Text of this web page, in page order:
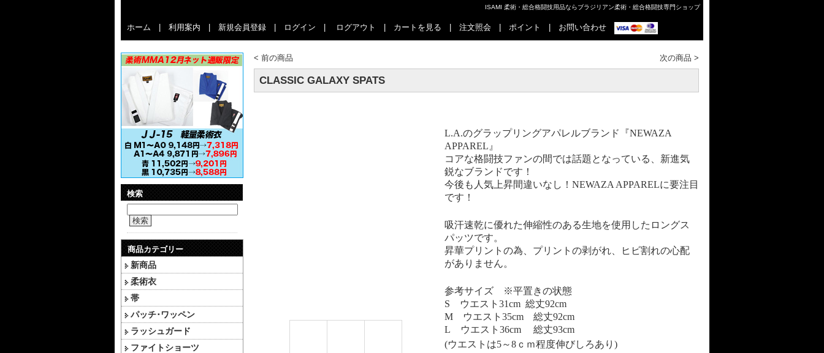
ISAMI 柔術・総合格闘技用品ならブラジリアン柔術・総合格闘技専門ショップ
ホーム 利用案内 新規会員登録 ログイン ログアウト カートを見る 注文照会 ポイント お問い合わせ
検索
検索
商品カテゴリー
新商品
柔術衣
帯
パッチ･ワッペン
ラッシュガード
ファイトショーツ
< 前の商品 次の商品 >
CLASSIC GALAXY SPATS
L.A.のグラップリングアパレルブランド『NEWAZA
APPAREL 』
コアな格闘技ファンの間では話題となっている、新進気
鋭なブランドです！
今後も人気上昇間違いなし！ NEWAZA APPARELに要注目
です！
吸汗速乾に優れた伸縮性のある生地を使用したロングス
パッツです。
昇華プリントの為、プリントの剥がれ、ヒビ割れの心配
がありません。
参考サイズ ※平置きの状態
S ウエスト 31cm 総丈92cm
M ウエスト 35cm 総丈92cm
L ウエスト 36cm 総丈93cm
(ウエストは5～8 ｃｍ程度伸びしろあり )